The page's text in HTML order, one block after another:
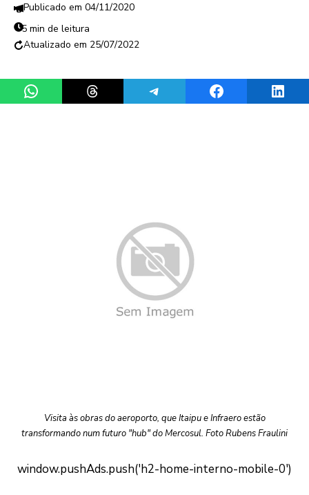
04/11/2020
5 min de leitura
25/07/2022
Share on WhatsAppShare on ThreadsShare on TelegramShare on Facebook
Visita às obras do aeroporto, que Itaipu e Infraero estão
transformando num futuro "hub" do Mercosul. Foto Rubens Fraulini